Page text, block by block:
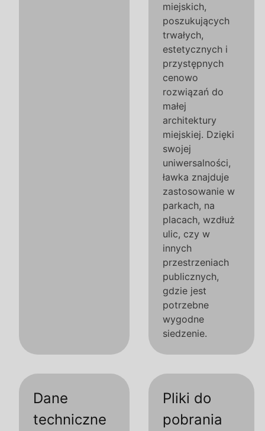
miejskich,
poszukujących
trwałych,
estetycznych i
przystępnych
cenowo
rozwiązań do
małej
architektury
miejskiej. Dzięki
swojej
uniwersalności,
ławka znajduje
zastosowanie w
parkach, na
placach, wzdłuż
ulic, czy w
innych
przestrzeniach
publicznych,
gdzie jest
potrzebne
wygodne
siedzenie.
Dane
techniczne
Pliki do
pobrania